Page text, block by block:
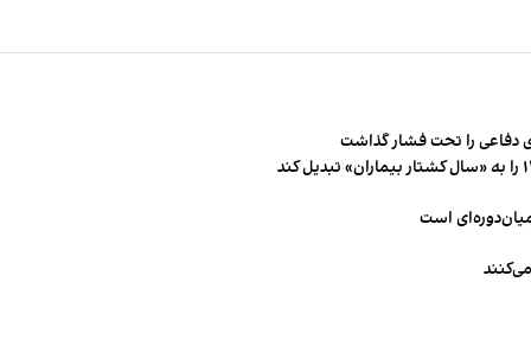
دفاعی را تحت فشار گذاشت
است